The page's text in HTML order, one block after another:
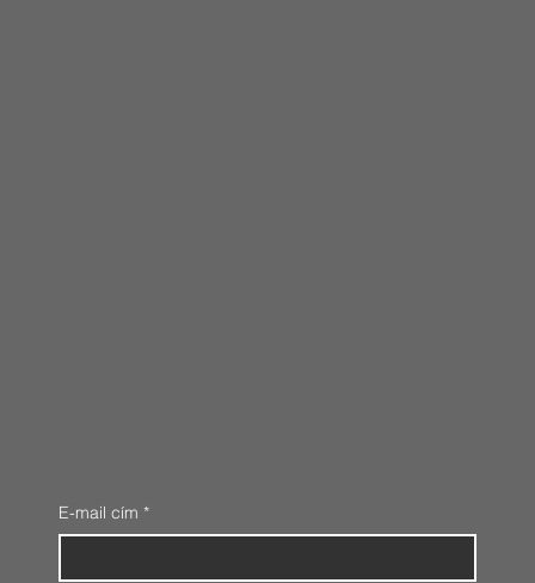
E-mail cím *